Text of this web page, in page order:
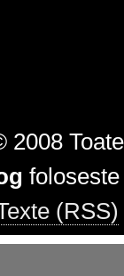
2008
(RSS)